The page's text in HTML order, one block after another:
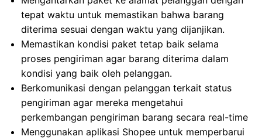
tepat waktu untuk memastikan bahwa barang
diterima sesuai dengan waktu yang dijanjikan.
Memastikan kondisi paket tetap baik selama
proses pengiriman agar barang diterima dalam
kondisi yang baik oleh pelanggan.
Berkomunikasi dengan pelanggan terkait status
pengiriman agar mereka mengetahui
perkembangan pengiriman barang secara real-time
Menggunakan aplikasi Shopee untuk memperbarui